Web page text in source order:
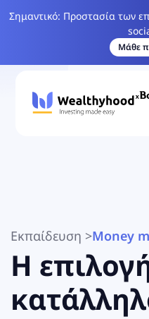
Σημαντικό: Προστασία των
Μάθε
Εκπαίδευση >Money
Η